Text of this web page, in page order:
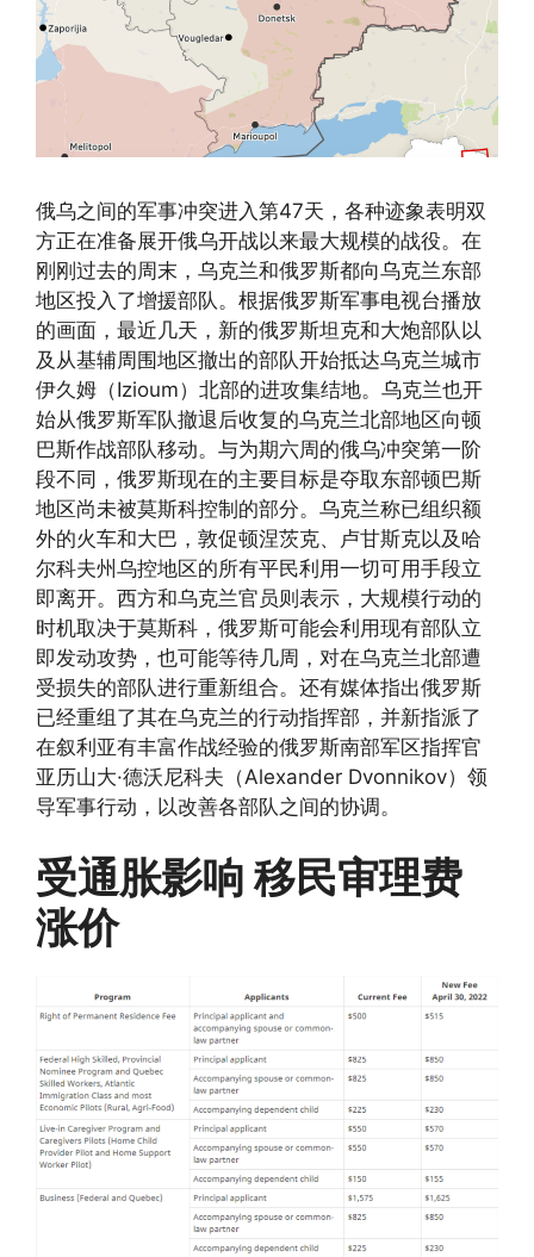
俄乌之间的军事冲突进入第47天，各种迹象表明双
方正在准备展开俄乌开战以来最大规模的战役。在
刚刚过去的周末，乌克兰和俄罗斯都向乌克兰东部
地区投入了增援部队。根据俄罗斯军事电视台播放
的画面，最近几天，新的俄罗斯坦克和大炮部队以
及从基辅周围地区撤出的部队开始抵达乌克兰城市
伊久姆（Izioum）北部的进攻集结地。乌克兰也开
始从俄罗斯军队撤退后收复的乌克兰北部地区向顿
巴斯作战部队移动。与为期六周的俄乌冲突第一阶
段不同，俄罗斯现在的主要目标是夺取东部顿巴斯
地区尚未被莫斯科控制的部分。乌克兰称已组织额
外的火车和大巴，敦促顿涅茨克、卢甘斯克以及哈
尔科夫州乌控地区的所有平民利用一切可用手段立
即离开。西方和乌克兰官员则表示，大规模行动的
时机取决于莫斯科，俄罗斯可能会利用现有部队立
即发动攻势，也可能等待几周，对在乌克兰北部遭
受损失的部队进行重新组合。还有媒体指出俄罗斯
已经重组了其在乌克兰的行动指挥部，并新指派了
在叙利亚有丰富作战经验的俄罗斯南部军区指挥官
亚历山大·德沃尼科夫（Alexander Dvonnikov）领
导军事行动，以改善各部队之间的协调。
受通胀影响 移民审理费
涨价